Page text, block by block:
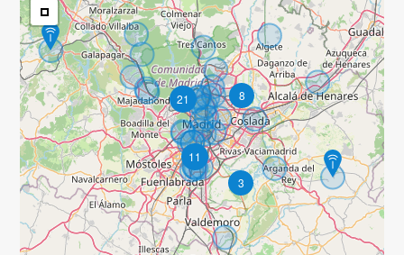
21
11
8
3